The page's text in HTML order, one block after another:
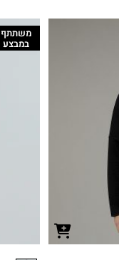
משתתף
במבצע